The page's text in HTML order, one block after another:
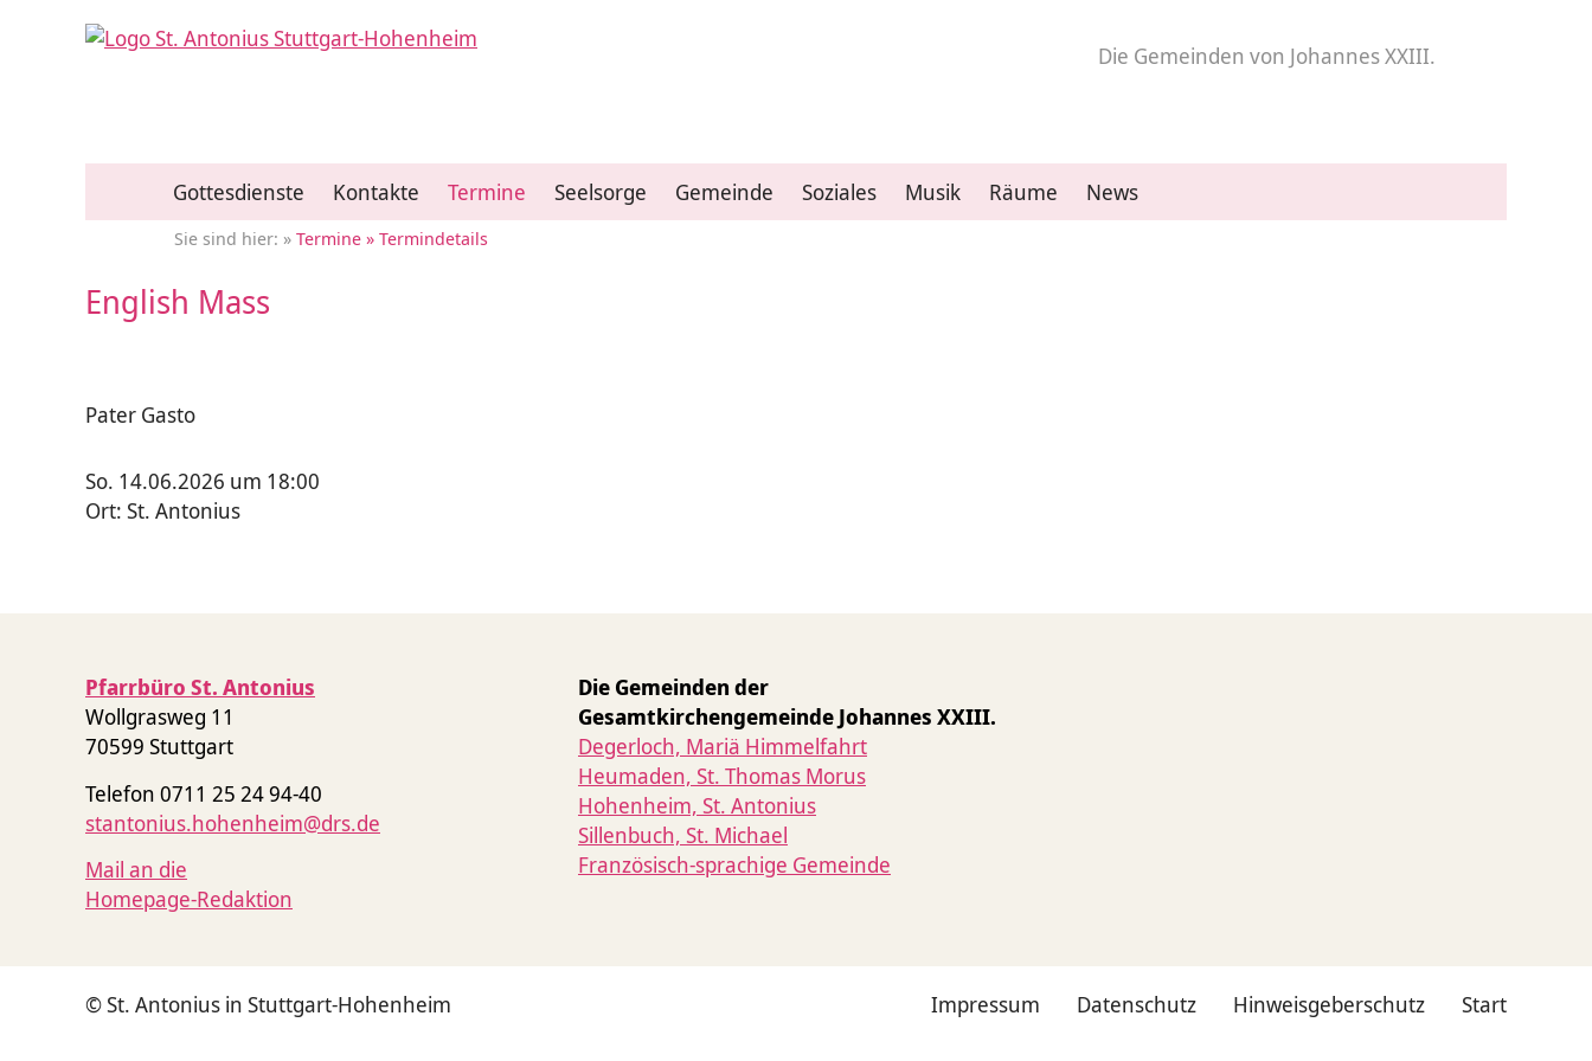
Die Gemeinden von Johannes XXIII.
Gottesdienste Kontakte Termine Seelsorge Gemeinde Soziales Musik Räume News
Termine Termindetails
English Mass
Pater Gasto
So. 14.06.2026 um 18:00
Ort: St. Antonius
Pfarrbüro St. Antonius
Wollgrasweg 11
70599 Stuttgart
Telefon 0711 25 24 94-40
stantonius.hohenheim@drs.de
Mail an die
Homepage-Redaktion
Die Gemeinden der
Gesamtkirchengemeinde Johannes XXIII.
Degerloch, Mariä Himmelfahrt
Heumaden, St. Thomas Morus
Hohenheim, St. Antonius
Sillenbuch, St. Michael
Französisch-sprachige Gemeinde
© St. Antonius in Stuttgart-Hohenheim Impressum Datenschutz Hinweisgeberschutz Start